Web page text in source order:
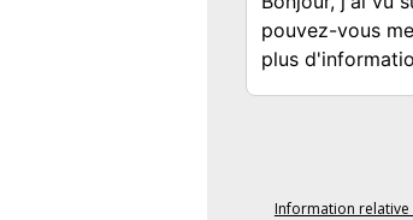
Information